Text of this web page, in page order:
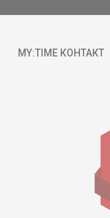
MY:TIME КОНТАКТ
ул.